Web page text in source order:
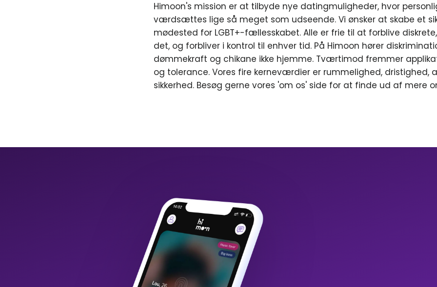
Himoon's mission er at tilbyde nye datingmuligheder, hvor
værdsættes lige så meget som udseende. Vi ønsker at skabe et
mødested for LGBT+-fællesskabet. Alle er frie til at forblive
det, og forbliver i kontrol til enhver tid. På Himoon hører
dømmekraft og chikane ikke hjemme. Tværtimod fremmer
og tolerance. Vores fire kerneværdier er rummelighed, dristighed,
sikkerhed. Besøg gerne vores 'om os' side for at finde ud af mere